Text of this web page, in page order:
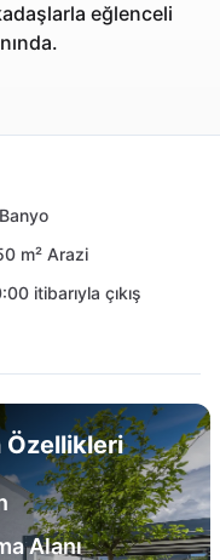
eğlenceli
m² Arazi
itibarıyla çıkış
Özellikleri
Alanı